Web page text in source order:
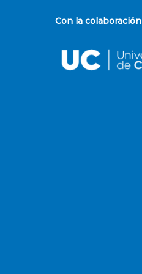
Con la colaboración